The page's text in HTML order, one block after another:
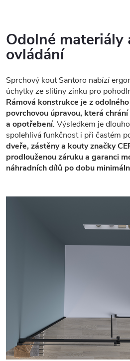
Odolné
ovládání
Sprchový kout Santoro nabízí
úchytky ze slitiny zinku pro
Rámová konstrukce je z
povrchovou úpravou, která
a opotřebení. Výsledkem je
spolehlivá funkčnost i při častém
dveře, zástěny a kouty značky
prodlouženou záruku a garanci
náhradních dílů po dobu